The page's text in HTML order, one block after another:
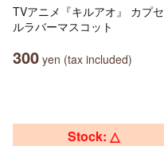
TVアニメ『キルアオ』 カプセ
ルラバーマスコット
300 yen (tax included)
Stock: △